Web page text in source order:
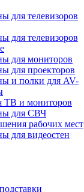
для телевизоров
для телевизоров
для мониторов
для проекторов
и полки для AV-
ТВ и мониторов
для СВЧ
рабочих мест
для видеостен